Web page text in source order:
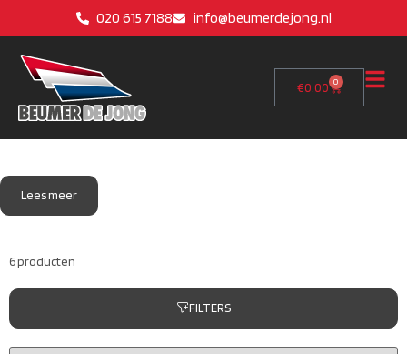
020 615 7188 info@beumerdejong.nl
€0.00 0
Lees meer
6 producten
FILTERS